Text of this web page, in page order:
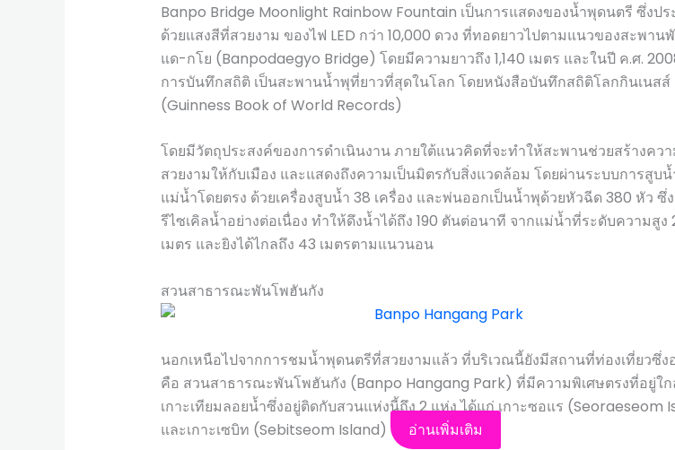
Banpo Bridge Moonlight Rainbow Fountain เป็นการแสดงของน้ำพุดนตรี ซึ่งปร
ด้วยแสงสีที่สวยงาม ของไฟ LED กว่า 10,000 ดวง ที่ทอดยาวไปตามแนวของสะพาน
แด-กโย (Banpodaegyo Bridge) โดยมีความยาวถึง 1,140 เมตร และในปี ค.ศ.
การบันทึกสถิติ เป็นสะพานน้ำพุที่ยาวที่สุดในโลก โดยหนังสือบันทึกสถิติโลกกินเนสส์
(Guinness Book of World Records)
โดยมีวัตถุประสงค์ของการดำเนินงาน ภายใต้แนวคิดที่จะทำให้สะพานช่วยสร้างคว
สวยงามให้กับเมือง และแสดงถึงความเป็นมิตรกับสิ่งแวดล้อม โดยผ่านระบบการสูบน้
แม่น้ำโดยตรง ด้วยเครื่องสูบน้ำ 38 เครื่อง และพ่นออกเป็นน้ำพุด้วยหัวฉีด 380 หัว ซึ่
รีไซเคิลน้ำอย่างต่อเนื่อง ทำให้ดึงน้ำได้ถึง 190 ตันต่อนาที จากแม่น้ำที่ระดับความสูง
เมตร และยิงได้ไกลถึง 43 เมตรตามแนวนอน
สวนสาธารณะพันโพฮันกัง
นอกเหนือไปจากการชมน้ำพุดนตรีที่สวยงามแล้ว ที่บริเวณนี้ยังมีสถานที่ท่องเที่ยวซึ่ง
คือ สวนสาธารณะพันโพฮันกัง (Banpo Hangang Park) ที่มีความพิเศษตรงที่อยู่ใ
เกาะเทียมลอยน้ำซึ่งอยู่ติดกับสวนแห่งนี้ถึง 2 แห่ง ได้แก่ เกาะซอแร (Seoraeseom
และเกาะเซบิท (Sebitseom Island)
อ่านเพิ่มเติม